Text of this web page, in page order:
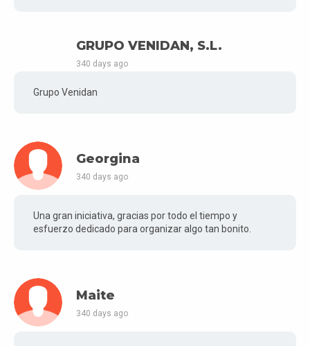
GRUPO VENIDAN, S.L.
340 days ago
Grupo Venidan
Georgina
340 days ago
Una gran iniciativa, gracias por todo el tiempo y
esfuerzo dedicado para organizar algo tan bonito.
Maite
340 days ago